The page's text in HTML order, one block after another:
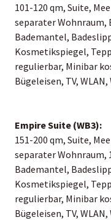
101-120 qm, Suite,
separater Wohnraum,
Bademantel,
Kosmetikspiegel,
regulierbar, Minibar
Bügeleisen, TV,
Empire Suite (WB3):
151-200 qm, Suite,
separater Wohnraum,
Bademantel,
Kosmetikspiegel,
regulierbar, Minibar
Bügeleisen, TV,